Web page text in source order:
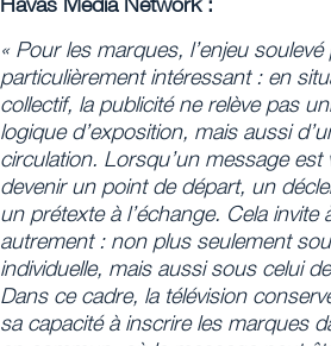
« Pour les marques, l’enjeu
particulièrement intéressant : en
collectif, la publicité ne relève pas
logique d’exposition, mais aussi
circulation. Lorsqu’un message est
devenir un point de départ, un
un prétexte à l’échange. Cela invite
autrement : non plus seulement
individuelle, mais aussi sous celui
Dans ce cadre, la télévision
sa capacité à inscrire les marques